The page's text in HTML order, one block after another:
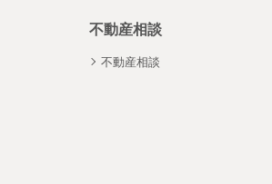
不動産相談
不動産相談